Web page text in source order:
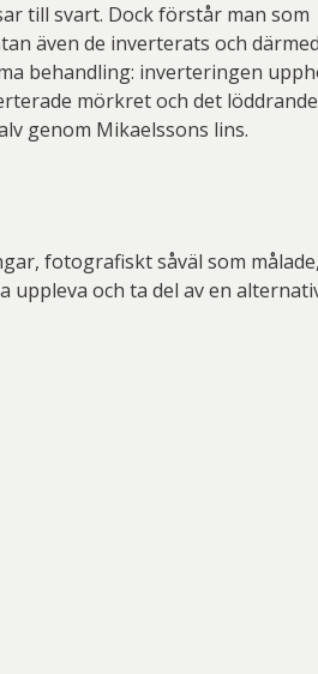
till svart. Dock förstår man som
även de inverterats och därmed
behandling: inverteringen
mörkret och det
genom Mikaelssons lins.
fotografiskt såväl som målade,
och ta del av en